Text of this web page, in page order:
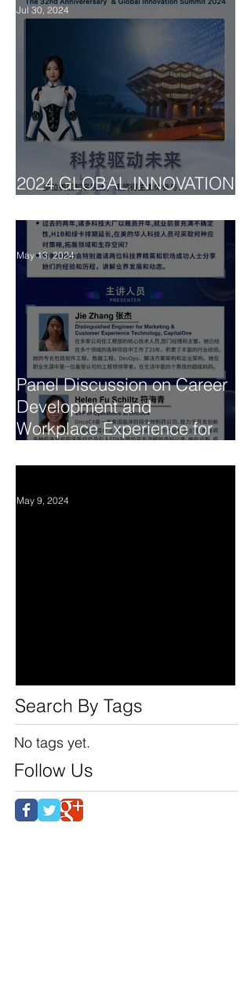
Successfully Concluded
2024 GLOBAL INNOVATION
Jul 30, 2024
Panel Discussion on Career
Development and
Workplace Experience for
华人科技人员职业发展与职
场经验座谈会 May 18，2024
May 13, 2024
CAST's new program
May 9, 2024
Search By Tags
No tags yet.
Follow Us